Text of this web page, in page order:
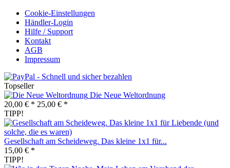
Cookie-Einstellungen
Händler-Login
Hilfe / Support
Kontakt
AGB
Impressum
Topseller
Die Neue Weltordnung
20,00 € * 25,00 € *
TIPP!
Gesellschaft am Scheideweg. Das kleine 1x1 für...
15,00 € *
TIPP!